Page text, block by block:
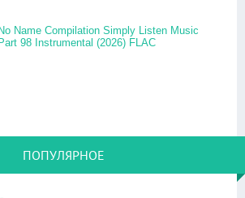
No Name Compilation Simply Listen Music
Part 98 Instrumental (2026) FLAC
ПОПУЛЯРНОЕ